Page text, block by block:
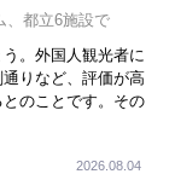
、都立6施設で
。外国人観光者に
りなど、評価が高
のことです。その
れれば、日本人に
。
2026.08.04